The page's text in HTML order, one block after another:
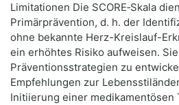
Limitationen Die SCORE‑Skala
Primärprävention, d. h. der
ohne bekannte Herz-Kreislauf-
ein erhöhtes Risiko aufweisen.
Präventionsstrategien zu
Empfehlungen zur
Initiierung einer medikamentösen